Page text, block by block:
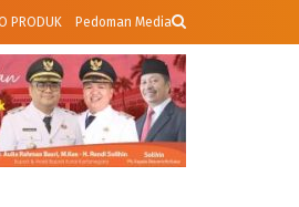
PRODUK Pedoman Media